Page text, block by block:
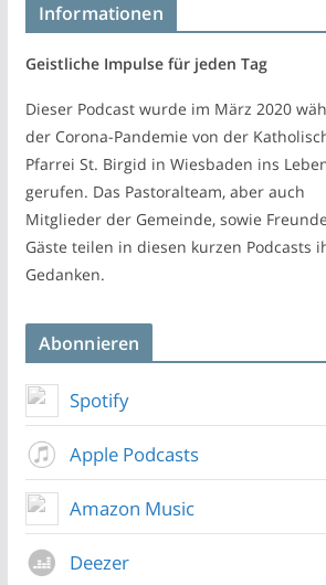
Informationen
Geistliche Impulse für jeden Tag
Dieser Podcast wurde im März 2020
der Corona-Pandemie von der
Pfarrei St. Birgid in Wiesbaden ins
gerufen. Das Pastoralteam, aber auch
Mitglieder der Gemeinde, sowie
Gäste teilen in diesen kurzen Podcasts
Gedanken.
Abonnieren
Spotify
Apple Podcasts
Amazon Music
Deezer